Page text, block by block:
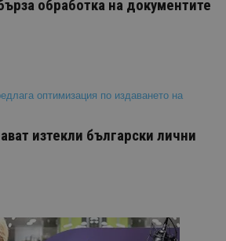
обработка на документите
изтекли български лични